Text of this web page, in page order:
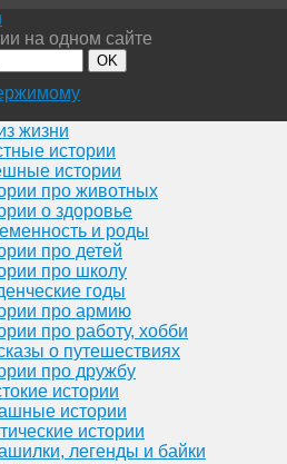
на одном сайте
OK
жизни
истории
истории
про животных
о здоровье
и роды
про детей
про школу
годы
про армию
про работу, хобби
о путешествиях
про дружбу
истории
истории
истории
легенды и байки